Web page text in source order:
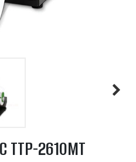
TTP-2610MT